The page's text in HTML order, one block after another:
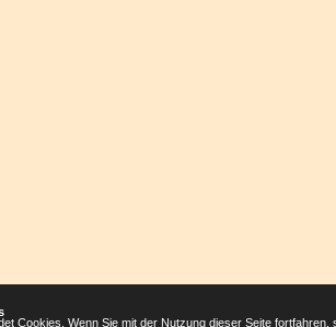
Cookies. Wenn Sie mit der Nutzung dieser Seite